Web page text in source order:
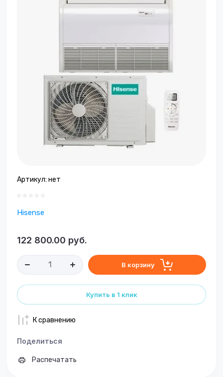
Артикул: нет
Hisense
122 800.00 руб.
В корзину
Купить в 1 клик
К сравнению
Поделиться
Распечатать